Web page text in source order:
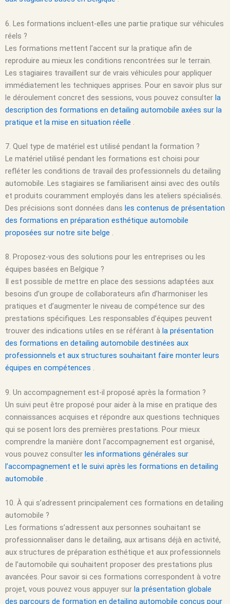
6. Les formations incluent-elles une partie pratique sur véhicules
réels ?
Les formations mettent l’accent sur la pratique afin de
reproduire au mieux les conditions rencontrées sur le terrain.
Les stagiaires travaillent sur de vrais véhicules pour appliquer
immédiatement les techniques apprises. Pour en savoir plus sur
le déroulement concret des sessions, vous pouvez consulter la
description des formations en detailing automobile axées sur la
pratique et la mise en situation réelle .
7. Quel type de matériel est utilisé pendant la formation ?
Le matériel utilisé pendant les formations est choisi pour
refléter les conditions de travail des professionnels du detailing
automobile. Les stagiaires se familiarisent ainsi avec des outils
et produits couramment employés dans les ateliers spécialisés.
Des précisions sont données dans les contenus de présentation
des formations en préparation esthétique automobile
proposées sur notre site belge .
8. Proposez-vous des solutions pour les entreprises ou les
équipes basées en Belgique ?
Il est possible de mettre en place des sessions adaptées aux
besoins d’un groupe de collaborateurs afin d’harmoniser les
pratiques et d’augmenter le niveau de compétence sur des
prestations spécifiques. Les responsables d’équipes peuvent
trouver des indications utiles en se référant à la présentation
des formations en detailing automobile destinées aux
professionnels et aux structures souhaitant faire monter leurs
équipes en compétences .
9. Un accompagnement est-il proposé après la formation ?
Un suivi peut être proposé pour aider à la mise en pratique des
connaissances acquises et répondre aux questions techniques
qui se posent lors des premières prestations. Pour mieux
comprendre la manière dont l’accompagnement est organisé,
vous pouvez consulter les informations générales sur
l’accompagnement et le suivi après les formations en detailing
automobile .
10. À qui s’adressent principalement ces formations en detailing
automobile ?
Les formations s’adressent aux personnes souhaitant se
professionnaliser dans le detailing, aux artisans déjà en activité,
aux structures de préparation esthétique et aux professionnels
de l’automobile qui souhaitent proposer des prestations plus
avancées. Pour savoir si ces formations correspondent à votre
projet, vous pouvez vous appuyer sur la présentation globale
des parcours de formation en detailing automobile conçus pour